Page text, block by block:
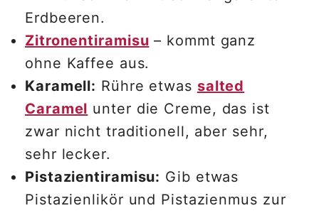
Erdbeeren.
Zitronentiramisu – kommt ganz
ohne Kaffee aus.
Karamell: Rühre etwas salted
Caramel unter die Creme, das ist
zwar nicht traditionell, aber sehr,
sehr lecker.
Pistazientiramisu: Gib etwas
Pistazienlikör und Pistazienmus zur